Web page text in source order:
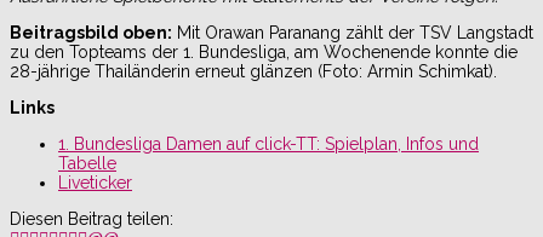
Beitragsbild oben: Mit Orawan Paranang zählt der TSV Langstadt
zu den Topteams der 1. Bundesliga, am Wochenende konnte die
28-jährige Thailänderin erneut glänzen (Foto: Armin Schimkat).
Links
1. Bundesliga Damen auf click-TT: Spielplan, Infos und
Tabelle
Liveticker
Diesen Beitrag teilen: